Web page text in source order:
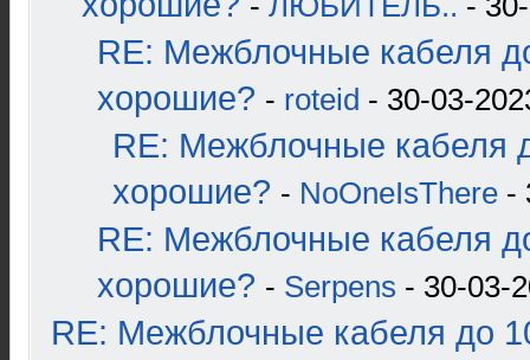
RE: Межблочные кабеля
хорошие? - roteid - 30-03-
RE: Межблочные кабеля
хорошие? - NoOneIsThere -
RE: Межблочные кабеля
хорошие? - Serpens - 30-03-
RE: Межблочные кабеля до